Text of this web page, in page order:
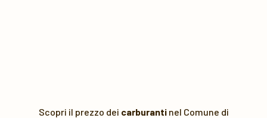
Scopri il prezzo dei carburantinel Comune di